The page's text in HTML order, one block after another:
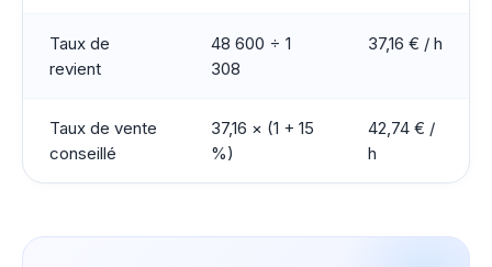
Taux de
revient
48 600 ÷ 1
308
37,16 € / h
Taux de vente
conseillé
37,16 × (1 + 15
%)
42,74 € /
h